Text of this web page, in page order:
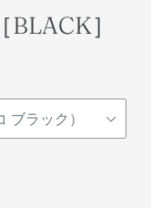
］